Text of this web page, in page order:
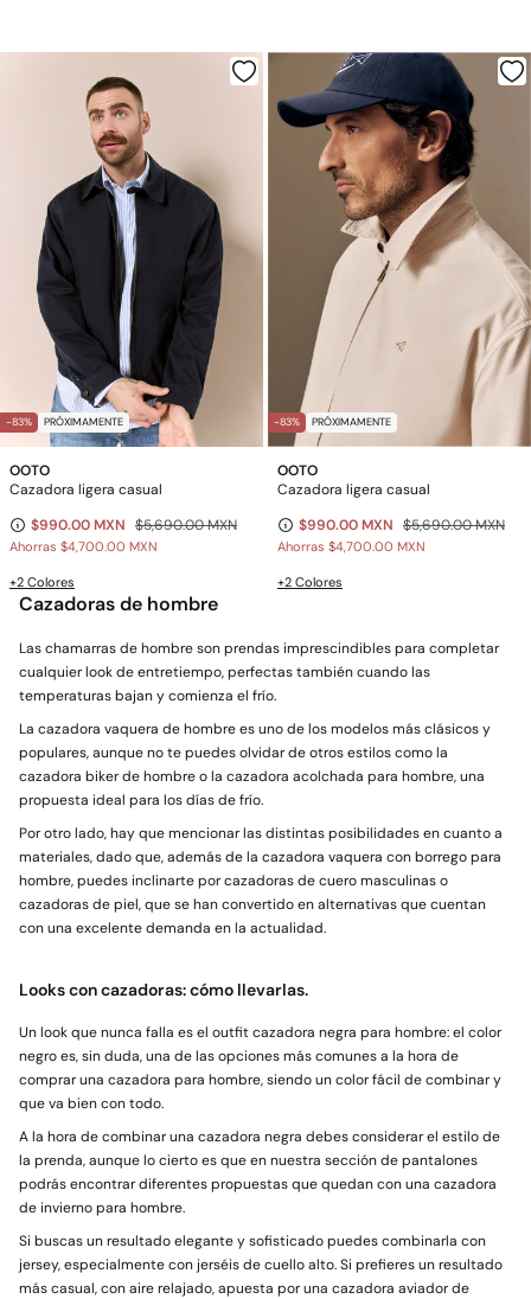
-83% PRÓXIMAMENTE
OOTO
Cazadora ligera casual
$990.00 MXN $5,690.00 MXN
Ahorras $4,700.00 MXN
+2 Colores
-83% PRÓXIMAMENTE
OOTO
Cazadora ligera casual
$990.00 MXN $5,690.00 MXN
Ahorras $4,700.00 MXN
+2 Colores
Cazadoras de hombre
Las chamarras de hombre son prendas imprescindibles para completar
cualquier look de entretiempo, perfectas también cuando las
temperaturas bajan y comienza el frío.
La cazadora vaquera de hombre es uno de los modelos más clásicos y
populares, aunque no te puedes olvidar de otros estilos como la
cazadora biker de hombre o la cazadora acolchada para hombre, una
propuesta ideal para los días de frío.
Por otro lado, hay que mencionar las distintas posibilidades en cuanto a
materiales, dado que, además de la cazadora vaquera con borrego para
hombre, puedes inclinarte por cazadoras de cuero masculinas o
cazadoras de piel, que se han convertido en alternativas que cuentan
con una excelente demanda en la actualidad.
Looks con cazadoras: cómo llevarlas.
Un look que nunca falla es el outfit cazadora negra para hombre: el color
negro es, sin duda, una de las opciones más comunes a la hora de
comprar una cazadora para hombre, siendo un color fácil de combinar y
que va bien con todo.
A la hora de combinar una cazadora negra debes considerar el estilo de
la prenda, aunque lo cierto es que en nuestra sección de pantalones
podrás encontrar diferentes propuestas que quedan con una cazadora
de invierno para hombre.
Si buscas un resultado elegante y sofisticado puedes combinarla con
jersey, especialmente con jerséis de cuello alto. Si prefieres un resultado
más casual, con aire relajado, apuesta por una cazadora aviador de